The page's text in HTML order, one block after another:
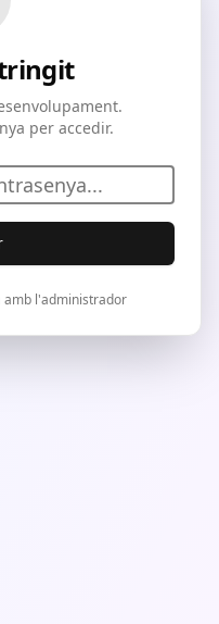
per accedir.
amb l'administrador